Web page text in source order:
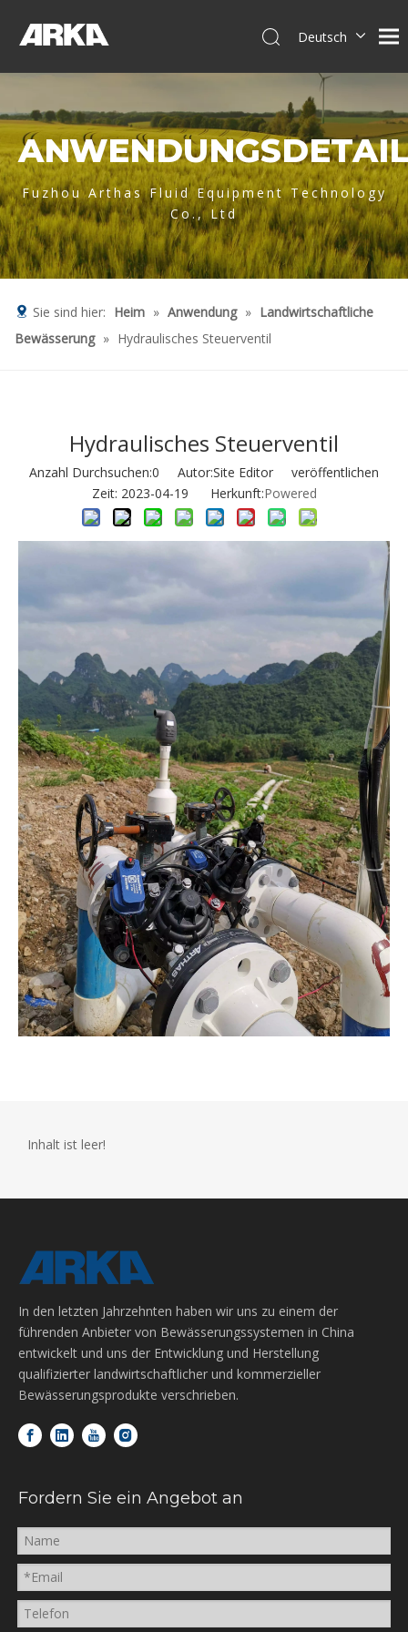
Deutsch
العربية
Français
Pусский
Español
Português
Italiano
Tiếng Việt
Fuzhou Arthas Fluid Equipment Technology
Co., Ltd
Sie sind hier: Heim » Anwendung » Landwirtschaftliche
Bewässerung » Hydraulisches Steuerventil
Hydraulisches Steuerventil
Anzahl Durchsuchen:0 Autor:Site Editor veröffentlichen
Zeit: 2023-04-19 Herkunft:Powered
Inhalt ist leer!
In den letzten Jahrzehnten haben wir uns zu einem der
führenden Anbieter von Bewässerungssystemen in China
entwickelt und uns der Entwicklung und Herstellung
qualifizierter landwirtschaftlicher und kommerzieller
Bewässerungsprodukte verschrieben.
Fordern Sie ein Angebot an